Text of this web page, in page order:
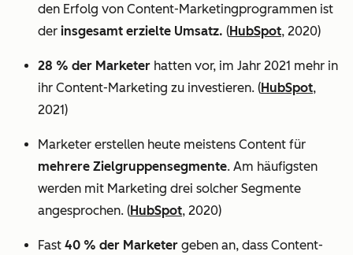
den Erfolg von Content-Marketingprogrammen ist
der insgesamt erzielte Umsatz. (HubSpot, 2020)
28 % der Marketer hatten vor, im Jahr 2021 mehr in
ihr Content-Marketing zu investieren. (HubSpot,
2021)
Marketer erstellen heute meistens Content für
mehrere Zielgruppensegmente. Am häufigsten
werden mit Marketing drei solcher Segmente
angesprochen. (HubSpot, 2020)
Fast 40 % der Marketer geben an, dass Content-